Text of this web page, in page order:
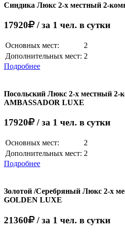
Синдика Люкс 2-х местный 2-
17920 / за 1 чел. в сутки
Основных мест:
2
Дополнительных мест: 2
Подробнее
Посольский Люкс 2-х местный 2-
AMBASSADOR LUXE
17920 / за 1 чел. в сутки
Основных мест:
2
Дополнительных мест: 2
Подробнее
Золотой /Серебряный Люкс 2-х
GOLDEN LUXE
21360 / за 1 чел. в сутки